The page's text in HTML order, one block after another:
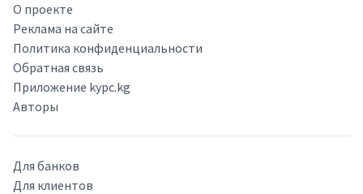
О проекте
Реклама на сайте
Политика конфиденциальности
Обратная связь
Приложение kypc.kg
Авторы
Для банков
Для клиентов